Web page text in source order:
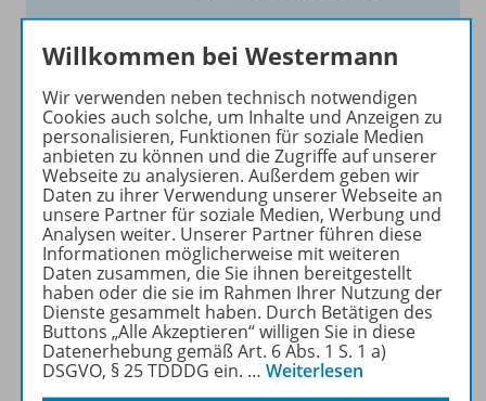
wir Ihnen einen Service, um
einfach zu gestalten. Jede
Woche drei bis vier
Neuerscheinungen mit
großem Online Archiv.
Mehr erfahren
Informationen
Willkommen bei Westermann
Wir verwenden neben technisch notwendigen
Cookies auch solche, um Inhalte und Anzeigen zu
personalisieren, Funktionen für soziale Medien
anbieten zu können und die Zugriffe auf unserer
Webseite zu analysieren. Außerdem geben wir
Daten zu ihrer Verwendung unserer Webseite an
unsere Partner für soziale Medien, Werbung und
Analysen weiter. Unserer Partner führen diese
Informationen möglicherweise mit weiteren
Daten zusammen, die Sie ihnen bereitgestellt
haben oder die sie im Rahmen Ihrer Nutzung der
Dienste gesammelt haben. Durch Betätigen des
Buttons „Alle Akzeptieren“ willigen Sie in diese
Datenerhebung gemäß Art. 6 Abs. 1 S. 1 a)
DSGVO, § 25 TDDDG ein. … Weiterlesen